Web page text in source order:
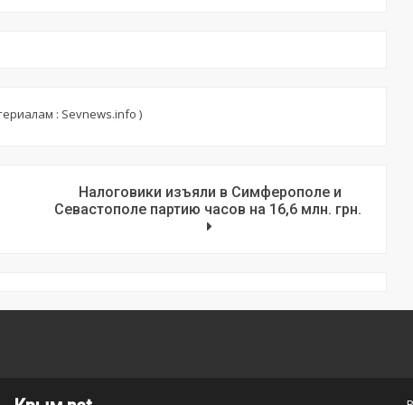
: Sevnews.info )
Налоговики изъяли в Симферополе и
Севастополе партию часов на 16,6 млн. грн.